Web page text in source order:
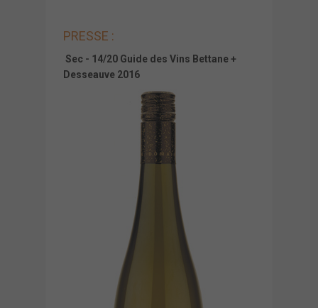
PRESSE :
Sec - 14/20 Guide des Vins Bettane +
Desseauve 2016